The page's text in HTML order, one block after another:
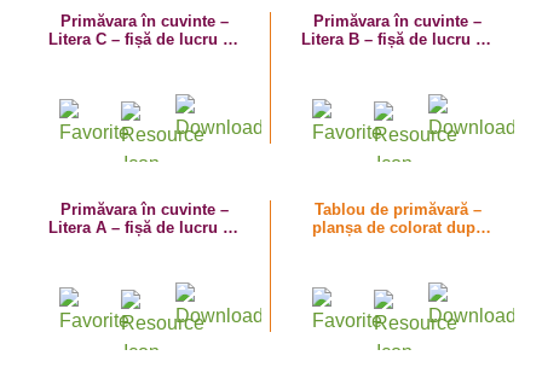
Primăvara în cuvinte –
Litera C – fișă de lucru cu
Primăvara în cuvinte –
Litera B – fișă de lucru cu
Primăvara în cuvinte –
Litera A – fișă de lucru cu
Tablou de primăvară –
planșa de colorat după